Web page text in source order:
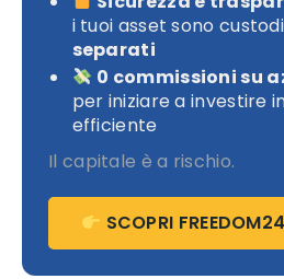
i tuoi asset sono
separati
0 commissioni su
per iniziare a investire
efficiente
Il capitale è a rischio.
SCOPRI FREEDOM24